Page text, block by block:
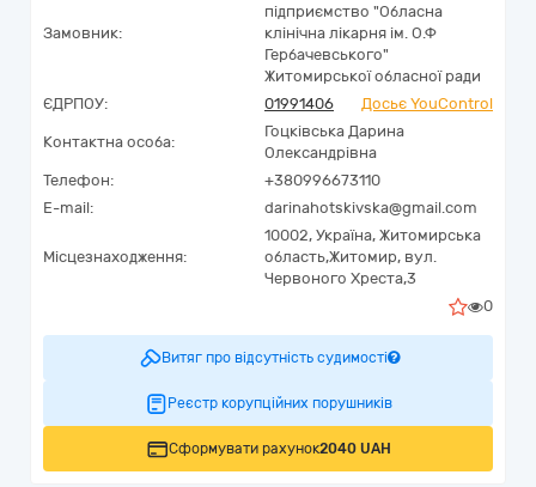
Замовник:
підприємство "Обласна
клінічна лікарня ім. О.Ф
Гербачевського"
Житомирської обласної ради
ЄДРПОУ:
01991406 Досьє YouControl
Контактна особа:
Гоцківська Дарина
Олександрівна
Телефон:
+380996673110
E-mail:
darinahotskivska@gmail.com
Місцезнаходження:
10002, Україна, Житомирська
область,Житомир, вул.
Червоного Хреста,3
0
Витяг про відсутність судимості
Реєстр корупційних порушників
Сформувати рахунок2040 UAH